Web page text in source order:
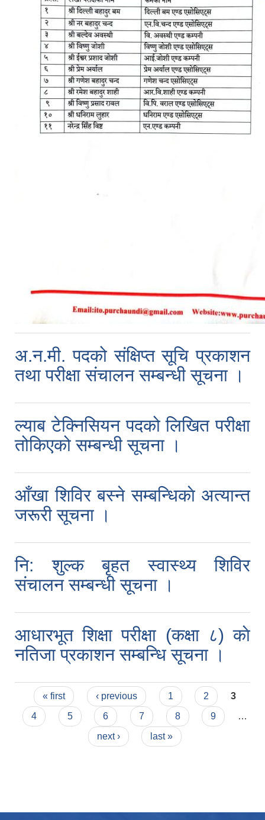
अ.न.मी. पदको संक्षिप्त सूचि प्रकाशन
तथा परीक्षा संचालन सम्बन्धी सूचना ।
ल्याब टेक्निसियन पदको लिखित परीक्षा
तोकिएको सम्बन्धी सूचना ।
आँखा शिविर बस्ने सम्बन्धिकाे अत्यान्त
जरूरी सूचना ।
नि: शुल्क बृहत स्वास्थ्य शिविर
संचालन सम्बन्धी सूचना ।
आधारभूत शिक्षा परीक्षा (कक्षा ८) काे
नतिजा प्रकाशन सम्बन्धि सूचना ।
Pages
« first ‹ previous 1 2
3
4
5 6 7 8 9
…
next ›
last »